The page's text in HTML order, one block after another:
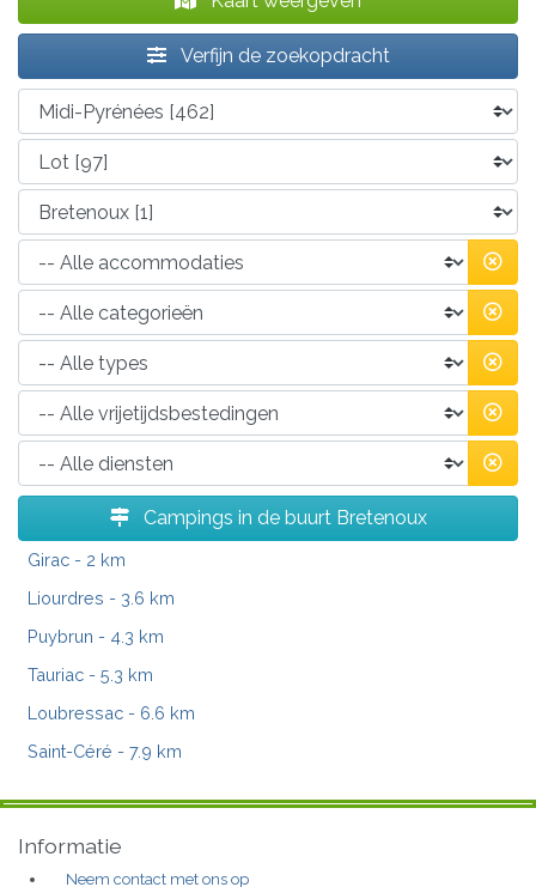
Verfijn de zoekopdracht
Campings in de buurt Bretenoux
Girac - 2 km
Liourdres - 3.6 km
Puybrun - 4.3 km
Tauriac - 5.3 km
Loubressac - 6.6 km
Saint-Céré - 7.9 km
Informatie
Neem contact met ons op